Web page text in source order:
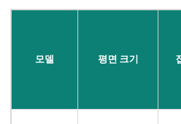
모델 평면 크기